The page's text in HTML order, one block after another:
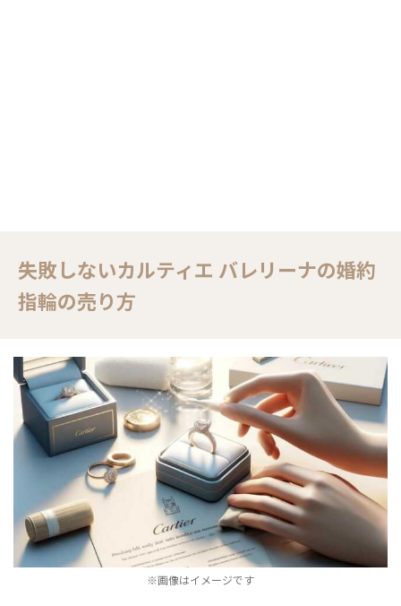
失敗しないカルティエ バレリーナの婚約
指輪の売り方
※画像はイメージです